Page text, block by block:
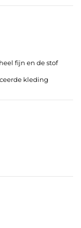
fijn en de stof
kleding